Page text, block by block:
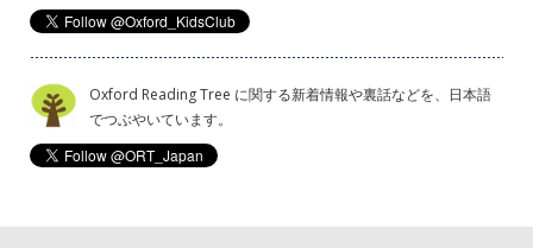
Oxford Reading Tree に関する新着情報や裏話などを、日本語
でつぶやいています。